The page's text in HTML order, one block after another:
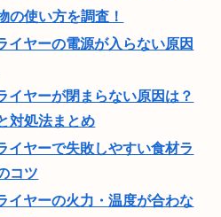
の使い方を調査！
イヤーの電源が入らない原因
イヤーが閉まらない原因は？
対処法まとめ
イヤーで失敗しやすい食材ラ
コツ
イヤーの火力・温度が合わな